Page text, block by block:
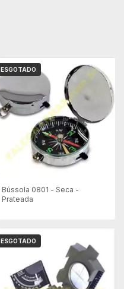
ESGOTADO
Bússola 0801 - Seca -
Prateada
ESGOTADO